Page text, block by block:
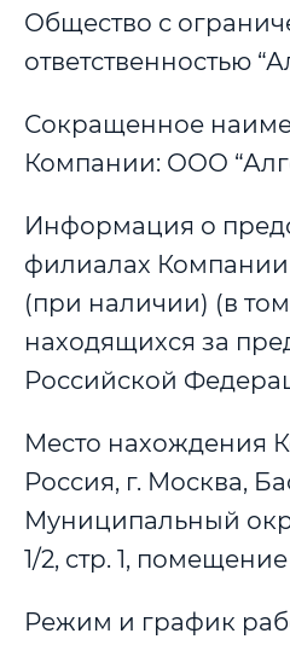
Общество с
ответственностью
Сокращенное
Компании: ООО
Информация о
филиалах
(при наличии) (в
находящихся за
Российской
Место нахождения
Россия, г. Москва,
Муниципальный
1/2, стр. 1, помещение
Режим и график